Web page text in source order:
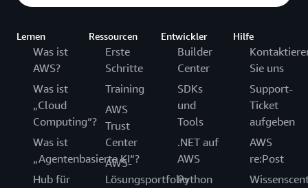
Lernen
Was ist
AWS?
Was ist
„Cloud
Computing“?
Was ist
„Agentenbasierte KI“?
Hub für
Ressourcen
Erste
Schritte
Training
AWS
Trust
Center
AWS-
Lösungsportfolio
Entwickler
Builder
Center
SDKs
und
Tools
.NET auf
AWS
Python
Hilfe
Sie uns
Support-
Ticket
aufgeben
AWS
re:Post